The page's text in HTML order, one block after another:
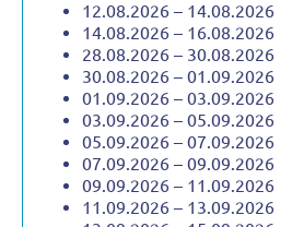
12.08.2026 – 14.08.2026
14.08.2026 – 16.08.2026
28.08.2026 – 30.08.2026
30.08.2026 – 01.09.2026
01.09.2026 – 03.09.2026
03.09.2026 – 05.09.2026
05.09.2026 – 07.09.2026
07.09.2026 – 09.09.2026
09.09.2026 – 11.09.2026
11.09.2026 – 13.09.2026